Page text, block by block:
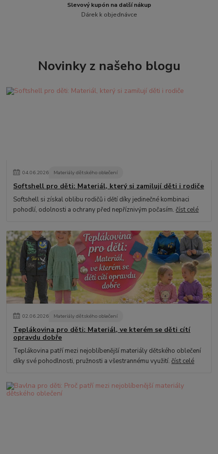
Slevový kupón na další nákup
Dárek k objednávce
Novinky z našeho blogu
04.06.2026 Materiály dětského oblečení
Softshell pro děti: Materiál, který si zamilují děti i rodiče
Softshell si získal oblibu rodičů i dětí díky jedinečné kombinaci
pohodlí, odolnosti a ochrany před nepříznivým počasím.číst celé
02.06.2026 Materiály dětského oblečení
Teplákovina pro děti: Materiál, ve kterém se děti cítí
opravdu dobře
Teplákovina patří mezi nejoblíbenější materiály dětského oblečení
díky své pohodlnosti, pružnosti a všestrannému využití.číst celé